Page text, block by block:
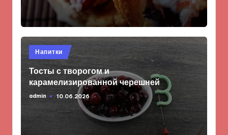
Опубликовано
в
Напитки
Тосты с творогом и
карамелизированной черешней
Запись
admin 10.06.2026